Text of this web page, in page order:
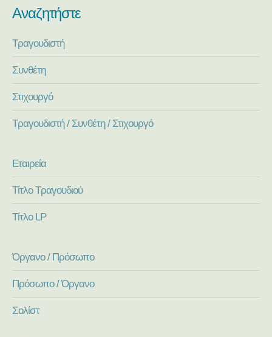
Αναζητήστε
Τραγουδιστή
Συνθέτη
Στιχουργό
Τραγουδιστή / Συνθέτη / Στιχουργό
Εταιρεία
Τίτλο Τραγουδιού
Τίτλο LP
Όργανο / Πρόσωπο
Πρόσωπο / Όργανο
Σολίστ